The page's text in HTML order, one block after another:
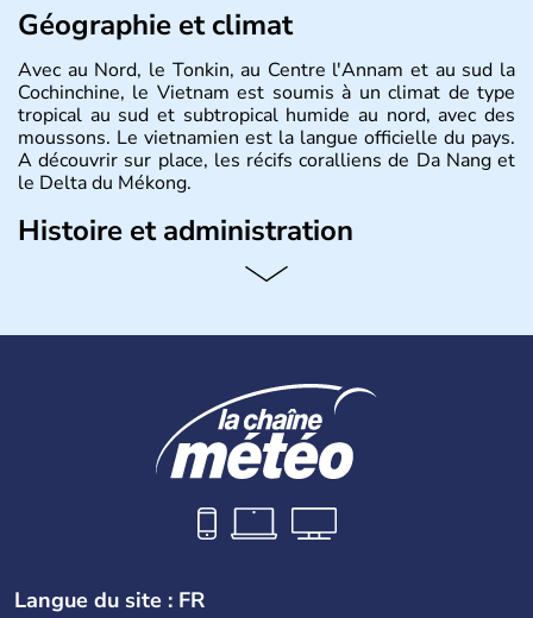
Géographie et climat
Avec au Nord, le Tonkin, au Centre l'Annam et au sud la
Cochinchine, le Vietnam est soumis à un climat de type
tropical au sud et subtropical humide au nord, avec des
moussons. Le vietnamien est la langue officielle du pays.
A découvrir sur place, les récifs coralliens de Da Nang et
le Delta du Mékong.
Histoire et administration
Pays d'Asie du Sud-Est situé sur l'est de la péninsule
du Cambodge. Littéralement, Viêt Nam signifie les « Viêt
nom récent de l'ancienne Saïgon.
Langue du site : FR